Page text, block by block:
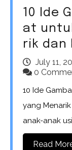
10 Ide
at
rik dan
July 11,
0
10 Ide
yang
anak-anak
Read